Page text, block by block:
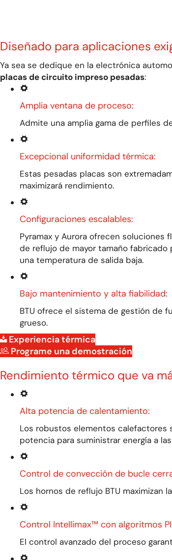
Diseñado para aplicaciones
Ya sea se dedique en la electrónica
placas de circuito impreso pesadas:
Amplia ventana de proceso:
Admite una amplia gama de perfiles
Excepcional uniformidad térmica:
Estas pesadas placas son
maximizará rendimiento.
Configuraciones escalables:
Pyramax y Aurora ofrecen
de reflujo de mayor tamaño fabricado
una temperatura de salida baja.
Bajo mantenimiento y alta fiabilidad:
BTU ofrece el sistema de gestión de
grueso.
Experiencia térmica
Programe una demostración
Rendimiento térmico que va
Alta potencia de calentamiento:
Los robustos elementos calefactores
potencia para suministrar energía a
Control de convección de bucle
Los hornos de reflujo BTU
Control Intellimax™ con algoritmos
El control avanzado del proceso